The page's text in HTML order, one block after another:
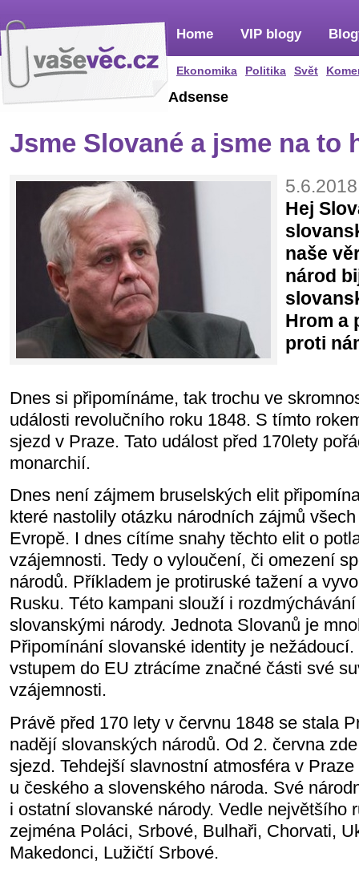
Home
Ekonomika Politika Svět
VIP blogy
Adsense
Jsme Slované a jsme na to
Hej
naše
národ
Hrom a
proti
Dnes si připomínáme, tak trochu ve
události revolučního roku 1848. S tímto
sjezd v Praze. Tato událost před 170lety
monarchií.
Dnes není zájmem bruselských elit
které nastolily otázku národních zájmů
Evropě. I dnes cítíme snahy těchto elit o
vzájemnosti. Tedy o vyloučení, či omezení
národů. Příkladem je protiruské tažení a
Rusku. Této kampani slouží i
slovanskými národy. Jednota Slovanů je
Připomínání slovanské identity je
vstupem do EU ztrácíme značné části své
vzájemnosti.
Právě před 170 lety v červnu 1848 se stala
nadějí slovanských národů. Od 2. června
sjezd. Tehdejší slavnostní atmosféra v
u českého a slovenského národa. Své
i ostatní slovanské národy. Vedle největšího
zejména Poláci, Srbové, Bulhaři, Chorvati,
Makedonci, Lužičtí Srbové.